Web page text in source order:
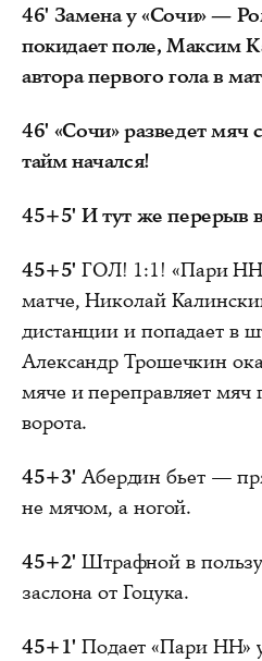
46' Замена у «Сочи» —
покидает поле, Максим
автора первого гола в
46' «Сочи» разведет мяч
тайм начался!
45+5' И тут же перерыв
45+5' ГОЛ! 1:1! «Пари
матче, Николай
дистанции и попадает в
Александр Трошечкин
мяче и переправляет мяч
ворота.
45+3' Абердин бьет —
не мячом, а ногой.
45+2' Штрафной в
заслона от Гоцука.
45+1' Подает «Пари НН»